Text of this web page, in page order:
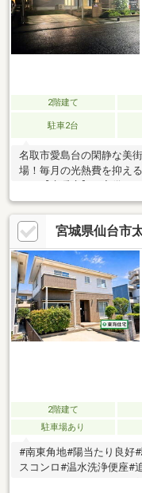
2階建て
駐車2台
名取市愛島台の閑静な美
場！毎月の光熱費を抑え
２階には洗濯・乾燥・収
ティリティ（家事室）」
す。大切な愛車を守るカ
８月下旬には内装リフォ
ートできます。大変綺麗
さい！※仲介業者様を通し
宮城県仙台市
2階建て
駐車場あり
#南東角地#陽当たり良好
スコンロ#温水洗浄便座#